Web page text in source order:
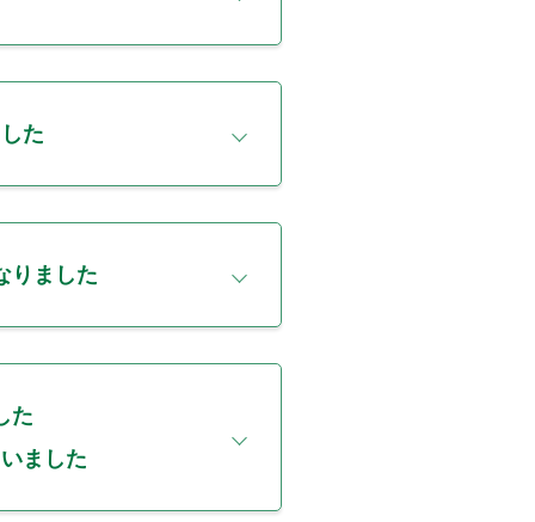
た
りました
た
ました